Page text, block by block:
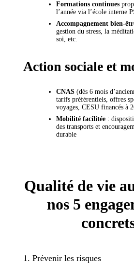
Formations continues
l’année via l’école interne
Accompagnement bien-
gestion du stress, la
soi, etc.
Action sociale et
CNAS (dès 6 mois
tarifs préférentiels, offres
voyages, CESU financés à
Mobilité facilitée :
des transports et
durable
Qualité de vie
nos 5
1. Prévenir les risques